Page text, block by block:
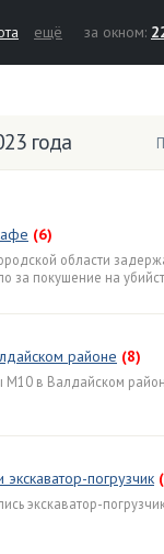
ещё за окном:
года
(6)
области
за покушение на
районе (8)
М10 в Валдайском
погрузчик
экскаватор-